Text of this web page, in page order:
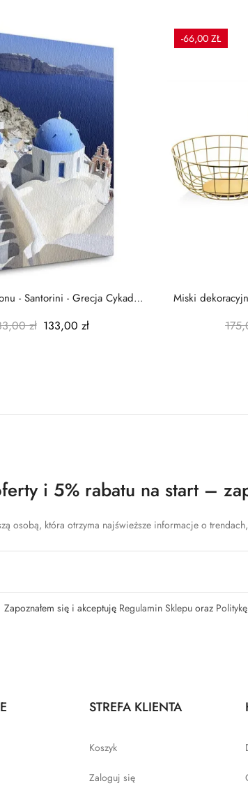
- Santorini - Grecja Cykady
zł 133,00 zł
-66,00 ZŁ
Miski
i 5% rabatu na start –
osobą, która otrzyma najświeższe informacje o
Zapoznałem się i akceptuję Regulamin Sklepuoraz
STREFA KLIENTA
Koszyk
Zaloguj się